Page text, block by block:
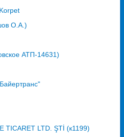
О.А.)
АТП-14631)
TICARET LTD. ŞTİ (к1199)